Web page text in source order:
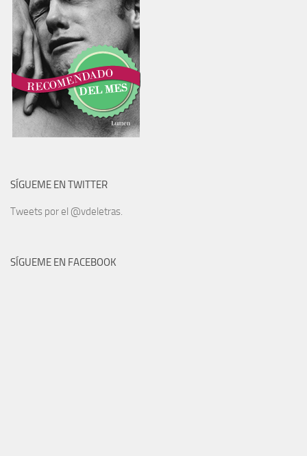
SÍGUEME EN TWITTER
Tweets por el @vdeletras.
SÍGUEME EN FACEBOOK